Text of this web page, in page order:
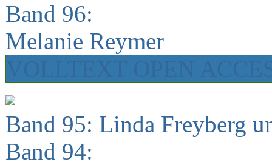
Band 96:
Melanie Reymer
Band 95: Linda Freyberg
Band 94: